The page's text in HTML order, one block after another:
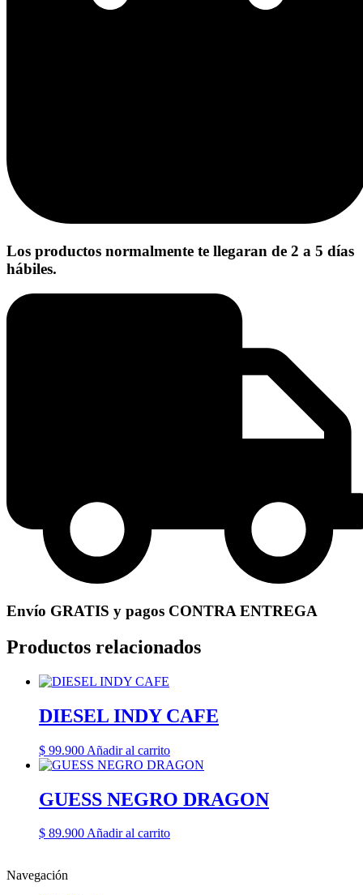
Los productos normalmente te llegaran de 2 a 5 días
hábiles.
Envío GRATIS y pagos CONTRA ENTREGA
Productos relacionados
DIESEL INDY CAFE
$ 99.900 Añadir al carrito
GUESS NEGRO DRAGON
$ 89.900Añadir al carrito
Navegación